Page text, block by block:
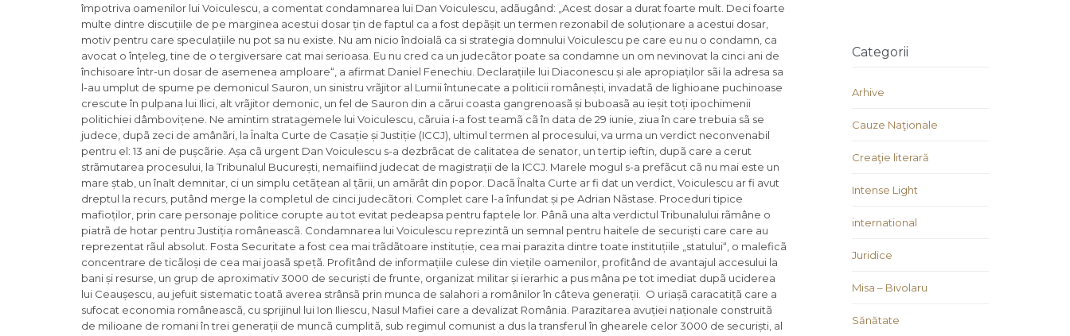
împotriva oamenilor lui Voiculescu, a comentat condamnarea lui Dan Voiculescu, adãugând: „Acest dosar a durat foarte mult. Deci foarte
multe dintre discuțiile de pe marginea acestui dosar țin de faptul ca a fost depãșit un termen rezonabil de soluționare a acestui dosar,
motiv pentru care speculațiile nu pot sa nu existe. Nu am nicio îndoialã ca si strategia domnului Voiculescu pe care eu nu o condamn, ca
avocat o înțeleg, tine de o tergiversare cat mai serioasa. Eu nu cred ca un judecãtor poate sa condamne un om nevinovat la cinci ani de
închisoare într-un dosar de asemenea amploare“, a afirmat Daniel Fenechiu. Declarațiile lui Diaconescu și ale apropiaților sãi la adresa sa
l-au umplut de spume pe demonicul Sauron, un sinistru vrãjitor al Lumii întunecate a politicii românești, invadatã de lighioane puchi­noase
crescute în pulpana lui Ilici, alt vrãjitor demonic, un fel de Sauron din a cãrui coasta gangrenoasã și buboasã au ieșit toți ipochimenii
politichiei dâmbo­vițene. Ne amintim stratagemele lui Voiculescu, cãruia i-a fost teamã cã în data de 29 iunie, ziua în care trebuia sã se
judece, dupã zeci de amânãri, la Înalta Curte de Casație și Justiție (ICCJ), ultimul termen al procesului, va urma un verdict neconvenabil
pentru el: 13 ani de pușcãrie. Așa cã urgent Dan Voiculescu s-a dezbrãcat de calitatea de senator, un tertip ieftin, dupã care a cerut
strãmutarea procesului, la Tribunalul București, nemaifiind judecat de magistrații de la ICCJ. Marele mogul s-a prefãcut cã nu mai este un
mare ștab, un înalt demnitar, ci un simplu cetãțean al țãrii, un amãrât din popor. Dacã Înalta Curte ar fi dat un verdict, Voiculescu ar fi avut
dreptul la recurs, putând merge la completul de cinci judecãtori. Complet care l-a înfundat și pe Adrian Nãstase. Proceduri tipice
mafioților, prin care personaje politice corupte au tot evitat pedeapsa pentru faptele lor. Pânã una alta verdictul Tribunalului rãmâne o
piatrã de hotar pentru Justiția româneascã. Condamnarea lui Voiculescu reprezintã un semnal pentru haitele de securiști care care au
reprezentat rãul absolut. Fosta Securitate a fost cea mai trãdãtoare instituție, cea mai parazita dintre toate instituțiile „statului“, o maleficã
concentrare de ticãloși de cea mai joasã spețã. Profitând de informațiile culese din viețile oamenilor, profitând de avantajul accesului la
bani și resurse, un grup de aproximativ 3000 de securiști de frunte, organizat militar și ierarhic a pus mâna pe tot imediat dupã uciderea
lui Ceaușescu, au jefuit sistematic toatã averea strânsã prin munca de salahori a românilor în câteva generații. O uriașã caracatițã care a
sufocat economia româneascã, cu sprijinul lui Ion Iliescu, Nasul Mafiei care a devalizat România. Parazitarea avuției naționale construitã
de milioane de romani în trei generații de muncã cumplitã, sub regimul comunist a dus la transferul în ghearele celor 3000 de securiști, al
Categorii
Arhive
Cauze Naţionale
Creaţie literară
Intense Light
international
Juridice
Misa – Bivolaru
Sănătate